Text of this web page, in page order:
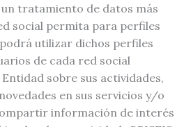
un tratamiento de datos más
social permita para perfiles
utilizar dichos perfiles
de cada red social
sobre sus actividades,
en sus servicios y/o
información de interés